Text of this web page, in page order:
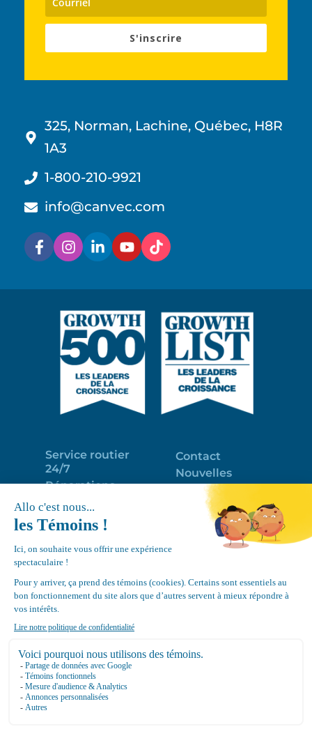
S'inscrire
325, Norman, Lachine, Québec, H8R
1A3
1-800-210-9921
info@canvec.com
Service routier
24/7
Réparations
Programme
d’entretien
Déneigement
de toits
Équipements
Contact
Nouvelles
Portail clients
Emploi
Politique de
Google
4.7